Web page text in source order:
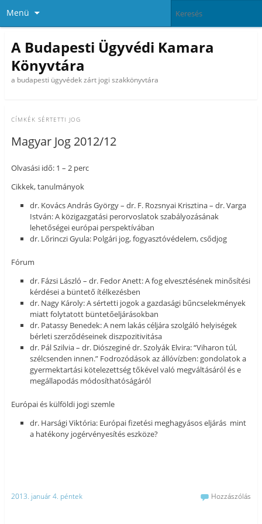
Menü
A Budapesti Ügyvédi Kamara
Könyvtára
a budapesti ügyvédek zárt jogi szakkönyvtára
CÍMKÉK SÉRTETTI JOG
Magyar Jog 2012/12
Olvasási idő: 1 – 2 perc
Cikkek, tanulmányok
dr. Kovács András György – dr. F. Rozsnyai Krisztina – dr. Varga
István: A közigazgatási perorvoslatok szabályozásának
lehetőségei európai perspektívában
dr. Lőrinczi Gyula: Polgári jog, fogyasztóvédelem, csődjog
Fórum
dr. Fázsi László – dr. Fedor Anett: A fog elvesztésének minősítési
kérdései a büntető ítélkezésben
dr. Nagy Károly: A sértetti jogok a gazdasági bűncselekmények
miatt folytatott büntetőeljárásokban
dr. Patassy Benedek: A nem lakás céljára szolgáló helyiségek
bérleti szerződéseinek diszpozitivitása
dr. Pál Szilvia – dr. Diószeginé dr. Szolyák Elvira: “Viharon túl,
szélcsenden innen.” Fodrozódások az állóvízben: gondolatok a
gyermektartási kötelezettség tőkével való megváltásáról és e
megállapodás módosíthatóságáról
Európai és külföldi jogi szemle
dr. Harsági Viktória: Európai fizetési meghagyásos eljárás mint
a hatékony jogérvényesítés eszköze?
2013. január 4. péntek Hozzászólás